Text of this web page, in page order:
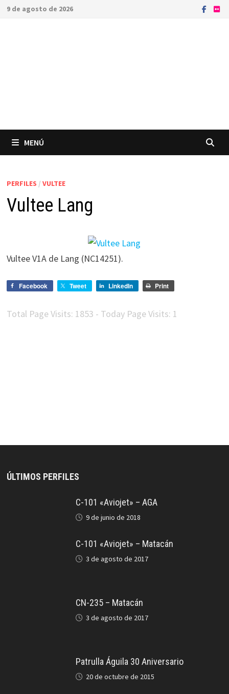
Saltar
9 de agosto de 2026
MENÚ
PERFILES / VULTEE
Vultee Lang
Vultee V1A de Lang (NC14251).
Facebook Tweet LinkedIn Print
Total Page Visits: 1853 - Today Page Visits: 1
ÚLTIMOS PERFILES
C-101 «Aviojet» – AGA
9 de junio de 2018
C-101 «Aviojet» – Matacán
3 de agosto de 2017
CN-235 – Matacán
3 de agosto de 2017
Patrulla Águila 30 Aniversario
20 de octubre de 2015